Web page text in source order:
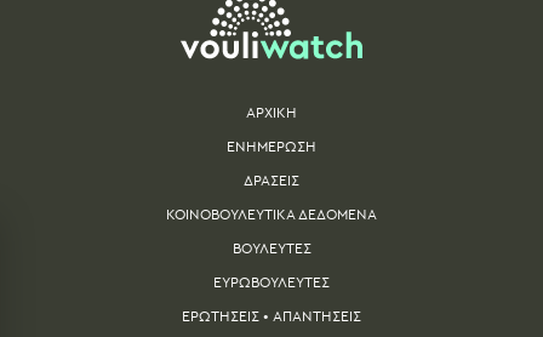
ΑΡΧΙΚΗ
ΕΝΗΜΕΡΩΣΗ
ΔΡΑΣΕΙΣ
ΚΟΙΝΟΒΟΥΛΕΥΤΙΚΑ ΔΕΔΟΜΕΝΑ
ΒΟΥΛΕΥΤΕΣ
ΕΥΡΩΒΟΥΛΕΥΤΕΣ
ΕΡΩΤΗΣΕΙΣ • ΑΠΑΝΤΗΣΕΙΣ